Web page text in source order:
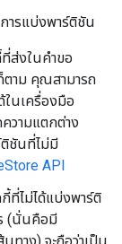
ารแบ่งพาร์ติชัน
ส่งในคําขอ
ตาม คุณสามารถ
นเครื่องมือ
วามแตกต่าง
ชันที่ไม่มี
API
ที่ไม่ได้แบ่งพาร์ติ
(นั่นคือมี
ทาง) จะถือว่าเป็น